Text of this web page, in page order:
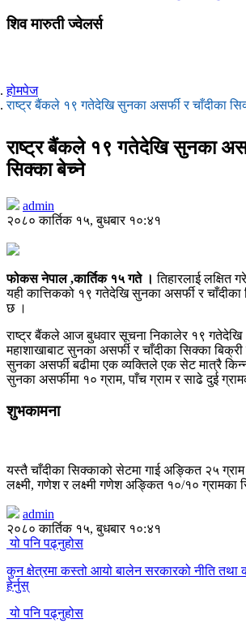
शिव मारुती ज्वेलर्स
होमपेज
राष्ट्र बैंकले १९ गतेदेखि सुनका असर्फी र चाँदीका
राष्ट्र बैंकले १९ गतेदेखि सुनका
सिक्का बेच्ने
admin
२०८० कार्तिक १५, बुधबार १०:४१
फोकस नेपाल ,कार्तिक १५ गते ।तिहारलाई लक्षित
यही कात्तिकको १९ गतेदेखि सुनका असर्फी र चाँदीका
छ ।
राष्ट्र बैंकले आज बुधवार सूचना निकालेर १९ गतेदेखि
महाशाखाबाट सुनका असर्फी र चाँदीका सिक्का बिक्री
सुनका असर्फी बढीमा एक व्यक्तिले एक सेट मात्रै
सुनका असर्फीमा १० ग्राम, पाँच ग्राम र साढे दुई
शुभकामना
यस्तै चाँदीका सिक्काको सेटमा गाई अङ्कित २५
लक्ष्मी, गणेश र लक्ष्मी गणेश अङ्कित १०/१० ग्रामका
admin
२०८० कार्तिक १५, बुधबार १०:४१
यो पनि पढ्नुहोस
कुन क्षेत्रमा कस्तो आयो बालेन सरकारको नीति तथा
हेर्नुस्
यो पनि पढ्नुहोस